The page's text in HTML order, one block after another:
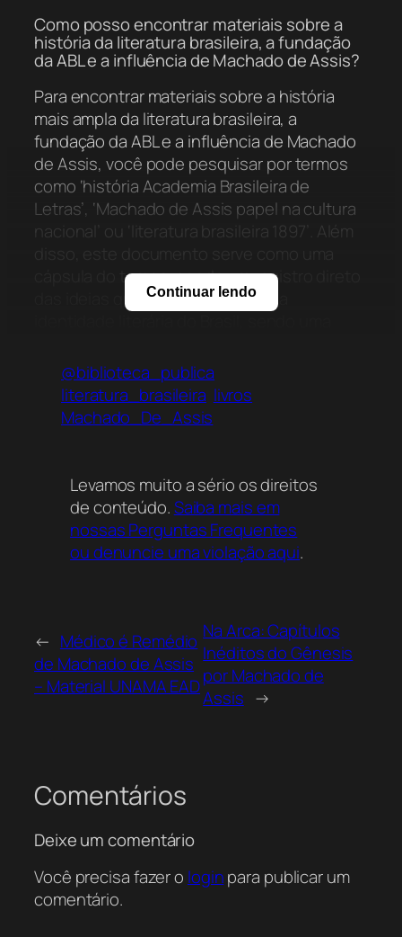
Como posso encontrar materiais sobre a
história da literatura brasileira, a fundação
da ABL e a influência de Machado de Assis?
Para encontrar materiais sobre a história
mais ampla da literatura brasileira, a
fundação da ABL e a influência de Machado
de Assis, você pode pesquisar por termos
como ‘história Academia Brasileira de
Letras’, ‘Machado de Assis papel na cultura
nacional’ ou ‘literatura brasileira 1897’. Além
cápsula do tempo, sendo um registro direto
das ideias que moldaram a ABL e a
temas.
Continuar lendo
@biblioteca_publica
literatura_brasileira livros
Machado_De_Assis
Levamos muito a sério os direitos
de conteúdo.Saiba mais em
nossas Perguntas Frequentes
ou denuncie uma violação aqui.
← Médico é Remédio
de Machado de Assis
– Material UNAMA EAD
Na Arca: Capítulos
Inéditos do Gênesis
por Machado de
Assis →
Comentários
Deixe um comentário
Você precisa fazer o loginpara publicar um
comentário.